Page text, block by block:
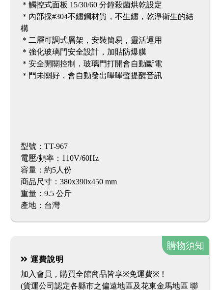
＊觸控式面板 15/30/60 分鐘殺菌烘乾設定
＊內部採#304不鏽鋼材質，不生鏽，乾淨衛生的結
構
＊二層可調式層架，安裝簡易，靈活運用
＊強化玻璃門安全設計，加貼防爆膜
＊安全開關控制，玻璃門打開會自動斷電
＊門未關好，會自動發出嗶嗶聲提醒音訊
型號：TT-967
電壓/頻率：110V/60Hz
容量：約5人份
商品尺寸：380x390x450 mm
重量：9.5 公斤
產地：台灣
購物須知
運費說明
加入會員，購買全館商品皆享※免運費※！
(貨運公司認定各縣市之偏遠地區及花東金馬地區 聯